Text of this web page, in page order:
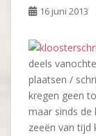
16 juni 2013
deels
plaatsen /
kregen geen
maar sinds
zeeën van tijd